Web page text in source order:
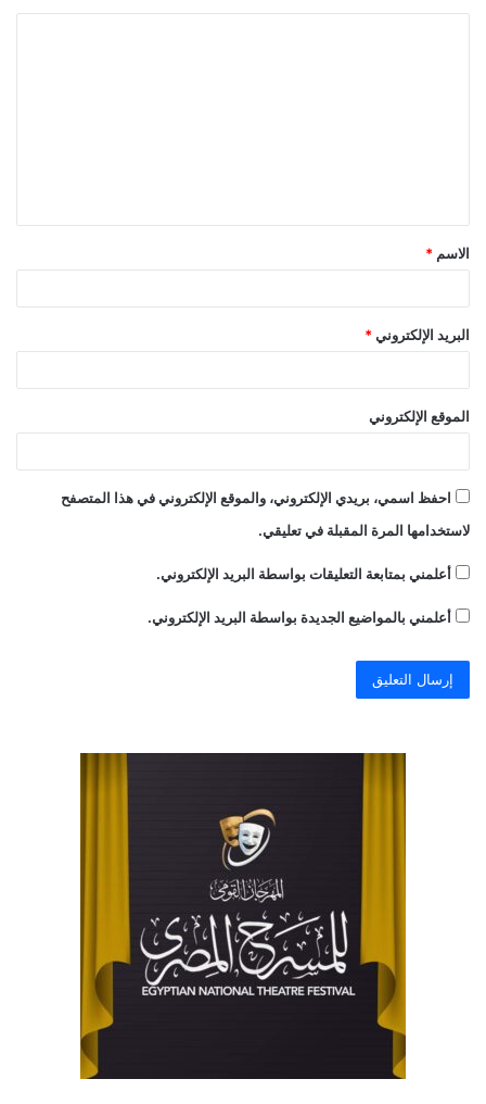
ق
*
الاسم *
البريد الإلكتروني *
الموقع الإلكتروني
احفظ اسمي، بريدي الإلكتروني، والموقع الإلكتروني في هذا المتصفح
لاستخدامها المرة المقبلة في تعليقي.
أعلمني بمتابعة التعليقات بواسطة البريد الإلكتروني.
أعلمني بالمواضيع الجديدة بواسطة البريد الإلكتروني.